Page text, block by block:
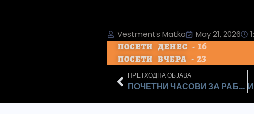
Vestments Matka May 21, 2026
ПОСЕТИ ДЕНЕС - 16
ПОСЕТИ ВЧЕРА - 23
ПРЕТХОДНА ОБЈАВА
ПОЧЕТНИ ЧАСОВИ ЗА РАБОТА СО ГЛИНА